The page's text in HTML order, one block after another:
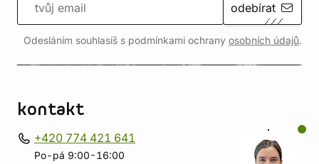
odebírat
Odesláním souhlasíš s podmínkami ochrany osobních údajů.
kontakt
+420 774 421 641
Po-pá 9:00-16:00